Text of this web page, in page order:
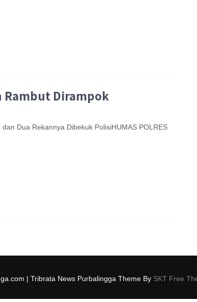
Rambut Dirampok
Dua Rekannya Dibekuk PolisiHUMAS POLRES
| Tribrata News Purbalingga Theme By SKT Free